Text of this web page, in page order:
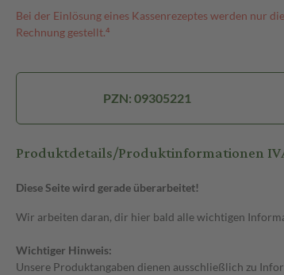
Bei der Einlösung eines Kassenrezeptes werden nur
Rechnung gestellt.⁴
PZN: 09305221
Produktdetails/Produktinformationen
Diese Seite wird gerade überarbeitet!
Wir arbeiten daran, dir hier bald alle wichtigen
Wichtiger Hinweis:
Unsere Produktangaben dienen ausschließlich zu